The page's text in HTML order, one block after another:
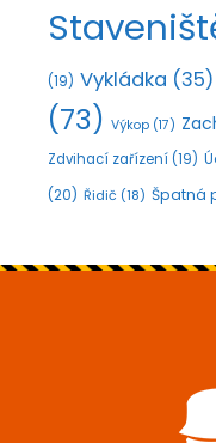
(19) Vykládka (35)
(73) Výkop (17)
Zdvihací zařízení (19)
(20) Řidič (18) Špatná